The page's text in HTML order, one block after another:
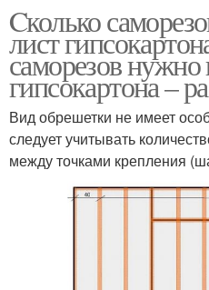
Cколько
лист
саморезов нужно
гипсокартона –
Вид обрешетки не имеет
следует учитывать
между точками крепления